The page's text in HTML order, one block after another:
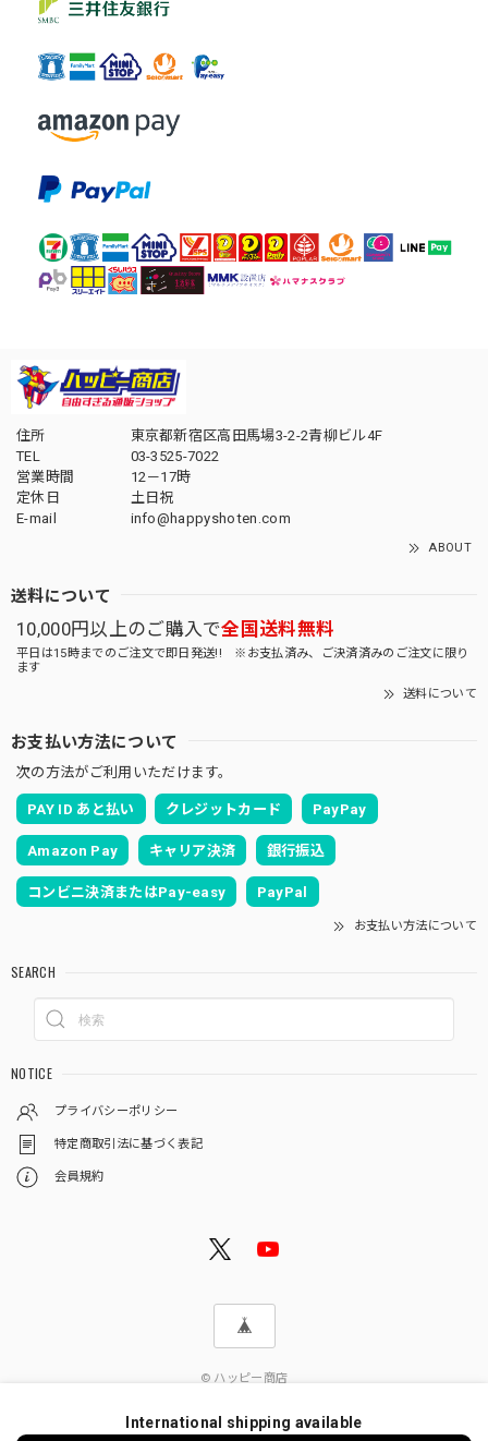
住所
東京都新宿区高田馬場3-2-2青柳ビル4F
TEL
03-3525-7022
営業時間
12－17時
定休日
土日祝
E-mail
info@happyshoten.com
ABOUT
送料について
10,000円以上のご購入で全国送料無料
平日は15時までのご注文で即日発送!! ※お支払済み、ご決済済みのご注文に限り
ます
送料について
お支払い方法について
次の方法がご利用いただけます。
PAY ID あと払い クレジットカード PayPay
Amazon Pay キャリア決済 銀行振込
コンビニ決済またはPay-easy PayPal
お支払い方法について
SEARCH
NOTICE
プライバシーポリシー
特定商取引法に基づく表記
会員規約
© ハッピー商店
International shipping available